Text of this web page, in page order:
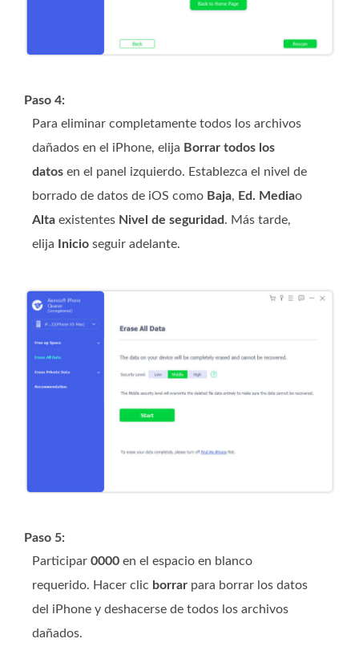
Paso 4:
Para eliminar completamente todos los archivos
dañados en el iPhone, elija Borrar todos los
datos en el panel izquierdo. Establezca el nivel de
borrado de datos de iOS como Baja, Ed. Mediao
Alta existentes Nivel de seguridad. Más tarde,
elija
Inicio seguir adelante.
Paso 5:
Participar 0000 en el espacio en blanco
requerido. Hacer clic borrar para borrar los datos
del iPhone y deshacerse de todos los archivos
dañados.